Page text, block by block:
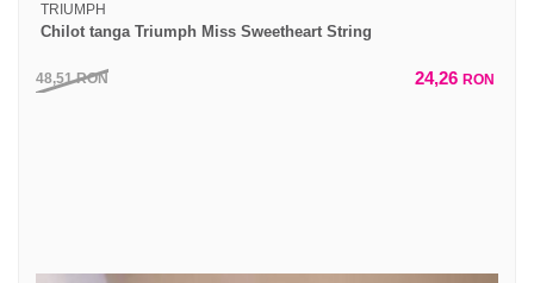
TRIUMPH
Chilot tanga Triumph Miss Sweetheart String
48,51RON 24,26 RON